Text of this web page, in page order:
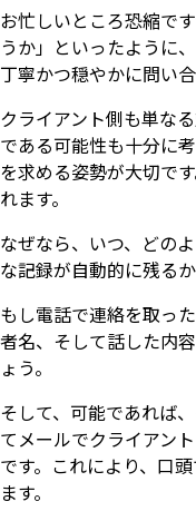
お忙しいところ恐縮で
うか」といったように
丁寧かつ穏やかに問い
クライアント側も単な
である可能性も十分に
を求める姿勢が大切で
れます。
なぜなら、いつ、どの
な記録が自動的に残るか
もし電話で連絡を取っ
者名、そして話した内
ょう。
そして、可能であれば
てメールでクライアン
です。これにより、口
ます。